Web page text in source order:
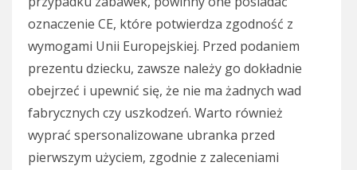
oznaczenie CE, które potwierdza zgodność z
wymogami Unii Europejskiej. Przed podaniem
prezentu dziecku, zawsze należy go dokładnie
obejrzeć i upewnić się, że nie ma żadnych wad
fabrycznych czy uszkodzeń. Warto również
wyprać spersonalizowane ubranka przed
pierwszym użyciem, zgodnie z zaleceniami